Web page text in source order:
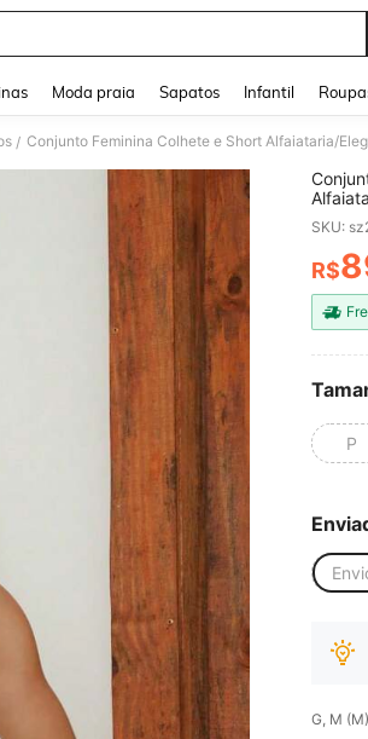
Moda praia Sapatos Infantil
/ Conjunto Feminina Colhete e Short Alfaiataria/
SKU:
R$
P
G, M